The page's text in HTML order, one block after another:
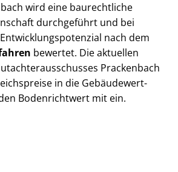
wird eine baurechtliche
durchgeführt und bei
nach dem
bewertet. Die aktuellen
Prackenbach
in die Ge­bäu­de­wert­
Bodenrichtwert mit ein.